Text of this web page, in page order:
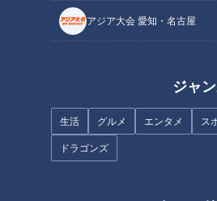
アジア大会 愛知・名古屋
ジャ
生活 グルメ エンタメ ス
ドラゴンズ